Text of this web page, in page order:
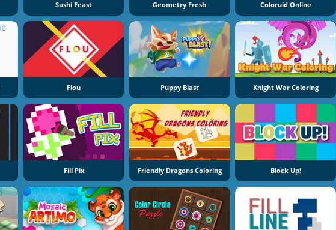
Sushi Feast Geometry Fresh Coloruid Online
Flou Puppy Blast Knight War Coloring
Fill Pix Friendly Dragons Coloring Block Up!